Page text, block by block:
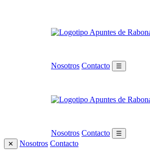
Nosotros Contacto ☰
Nosotros Contacto
☰
✕
Nosotros Contacto